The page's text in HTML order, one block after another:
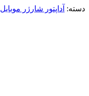
دسته: آداپتور شارژر موبایل